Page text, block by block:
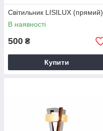
Світильник LISILUX (прямий)
В наявності
500 ₴
Купити